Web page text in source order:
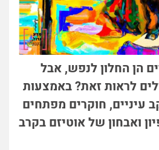
הן החלון לנפש, אבל
לראות זאת? באמצעות
עיניים, חוקרים מפתחים
ואבחון של אוטיזם בקרב